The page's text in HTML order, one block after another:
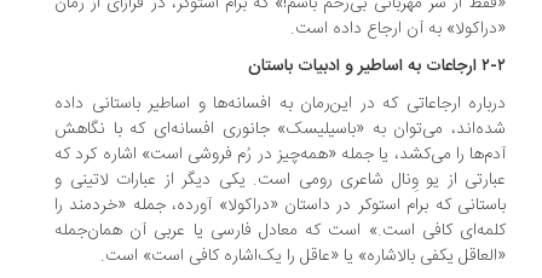
به آن ارجاع داده است.
ارجاعاتی که در این‌رمان به افسانه‌ها و اساطیر باستانی داده
می‌توان به «باسیلیسک» جانوری افسانه‌ای که با نگاهش
را می‌کشد، یا جمله «همه‌چیز در رُم فروشی است» اشاره کرد که
از یو وِنال شاعری رومی است. یکی دیگر از عبارات لاتینی و
که برام استوکر در داستان «دراکولا» آورده، جمله «خردمند را
کافی‌ است.» است که معادل فارسی یا عربی‌ آن همان‌جمله
یکفی بالاشاره» یا «عاقل را یک‌اشاره کافی است» است.